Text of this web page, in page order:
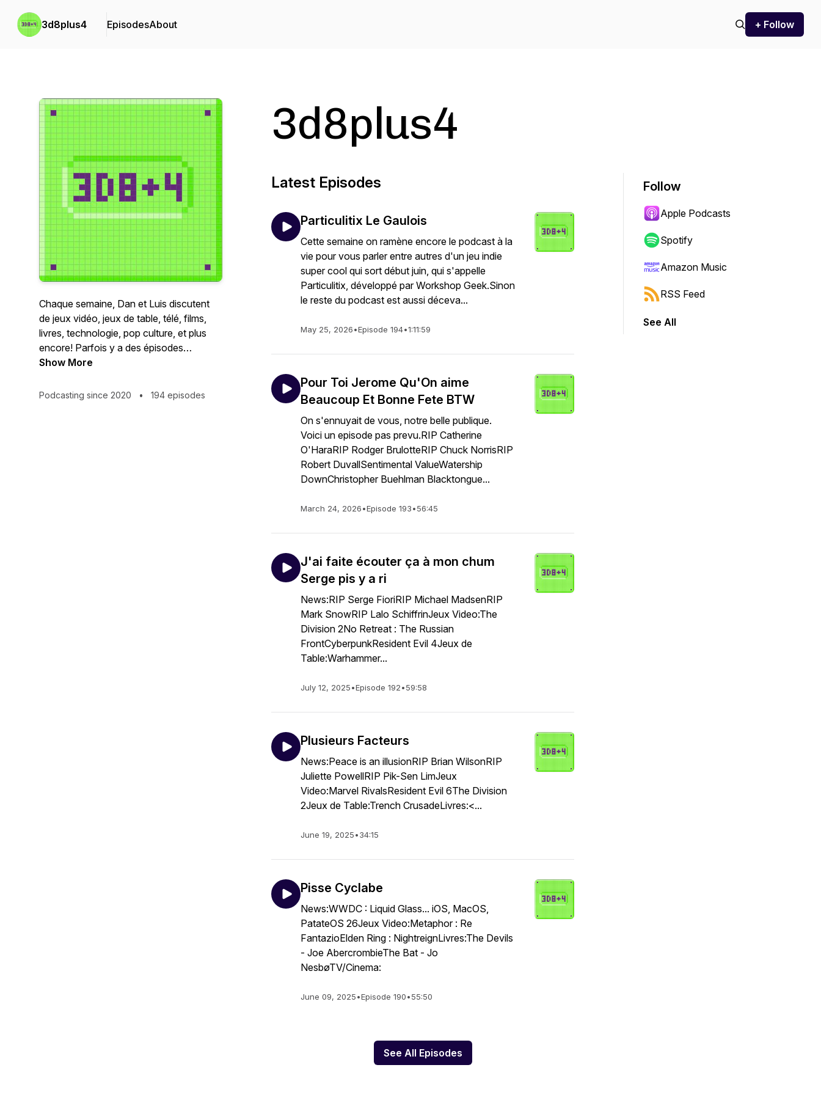
3d8plus4 EpisodesAbout + Follow
Chaque semaine, Dan et Luis discutent
de jeux vidéo, jeux de table, télé, films,
livres, technologie, pop culture, et plus
encore! Parfois y a des épisodes
spéciaux sur des sujets plus précis,
Show More
Podcasting since 2020 • 194 episodes
3d8plus4
Latest Episodes
Particulitix Le Gaulois
Cette semaine on ramène encore le podcast à la
vie pour vous parler entre autres d'un jeu indie
super cool qui sort début juin, qui s'appelle
Particulitix, développé par Workshop Geek.Sinon
le reste du podcast est aussi déceva...
May 25, 2026•Episode 194•1:11:59
Pour Toi Jerome Qu'On aime
Beaucoup Et Bonne Fete BTW
On s'ennuyait de vous, notre belle publique.
Voici un episode pas prevu.RIP Catherine
O'HaraRIP Rodger BrulotteRIP Chuck NorrisRIP
Robert DuvallSentimental ValueWatership
DownChristopher Buehlman Blacktongue...
March 24, 2026•Episode 193•56:45
J'ai faite écouter ça à mon chum
Serge pis y a ri
News:RIP Serge FioriRIP Michael MadsenRIP
Mark SnowRIP Lalo SchiffrinJeux Video:The
Division 2No Retreat : The Russian
FrontCyberpunkResident Evil 4Jeux de
Table:Warhammer...
July 12, 2025•Episode 192•59:58
Plusieurs Facteurs
News:Peace is an illusionRIP Brian WilsonRIP
Juliette PowellRIP Pik-Sen LimJeux
Video:Marvel RivalsResident Evil 6The Division
2Jeux de Table:Trench CrusadeLivres:<...
June 19, 2025•34:15
Pisse Cyclabe
News:WWDC : Liquid Glass... iOS, MacOS,
PatateOS 26Jeux Video:Metaphor : Re
FantazioElden Ring : NightreignLivres:The Devils
- Joe AbercrombieThe Bat - Jo
NesbøTV/Cinema:
June 09, 2025•Episode 190•55:50
See All Episodes
Follow
Apple Podcasts
Spotify
Amazon Music
RSS Feed
See All